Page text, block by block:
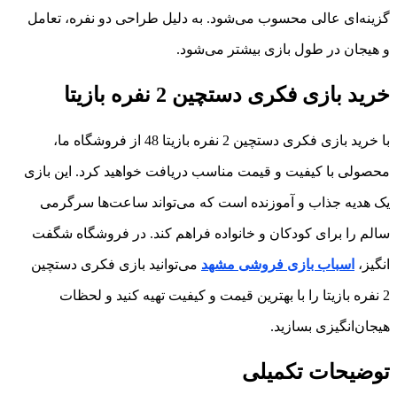
گزینه‌ای عالی محسوب می‌شود. به دلیل طراحی دو نفره، تعامل
و هیجان در طول بازی بیشتر می‌شود.
خرید بازی فکری دستچین 2 نفره بازیتا
با خرید بازی فکری دستچین 2 نفره بازیتا 48 از فروشگاه ما،
محصولی با کیفیت و قیمت مناسب دریافت خواهید کرد. این بازی
یک هدیه جذاب و آموزنده است که می‌تواند ساعت‌ها سرگرمی
سالم را برای کودکان و خانواده فراهم کند. در فروشگاه شگفت
انگیز، اسباب بازی فروشی مشهد می‌توانید بازی فکری دستچین
2 نفره بازیتا را با بهترین قیمت و کیفیت تهیه کنید و لحظات
هیجان‌انگیزی بسازید.
توضیحات تکمیلی